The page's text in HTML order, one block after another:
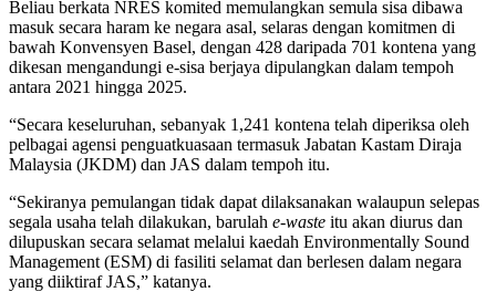
Beliau berkata NRES komited memulangkan semula sisa dibawa
masuk secara haram ke negara asal, selaras dengan komitmen di
bawah Konvensyen Basel, dengan 428 daripada 701 kontena yang
dikesan mengandungi e-sisa berjaya dipulangkan dalam tempoh
antara 2021 hingga 2025.
“Secara keseluruhan, sebanyak 1,241 kontena telah diperiksa oleh
pelbagai agensi penguatkuasaan termasuk Jabatan Kastam Diraja
Malaysia (JKDM) dan JAS dalam tempoh itu.
“Sekiranya pemulangan tidak dapat dilaksanakan walaupun selepas
segala usaha telah dilakukan, barulah e-waste itu akan diurus dan
dilupuskan secara selamat melalui kaedah Environmentally Sound
Management (ESM) di fasiliti selamat dan berlesen dalam negara
yang diiktiraf JAS,” katanya.